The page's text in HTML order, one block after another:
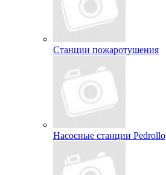
Станции пожаротушения
Насосные станции Pedrollo